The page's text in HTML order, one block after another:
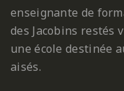
enseignante de
des Jacobins restés
une école destinée
aisés.